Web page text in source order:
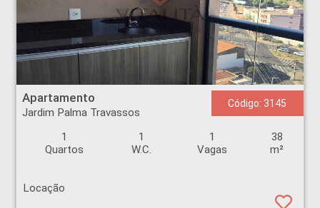
Apartamento
Jardim Palma Travassos
Código: 3145
1
Quartos
1
W.C.
1
Vagas
38
m²
Locação